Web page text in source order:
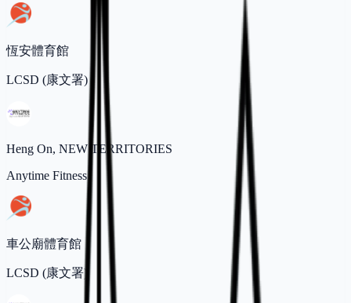
恆安體育館
LCSD (康文署)
Heng On, NEW TERRITORIES
Anytime Fitness
車公廟體育館
LCSD (康文署)